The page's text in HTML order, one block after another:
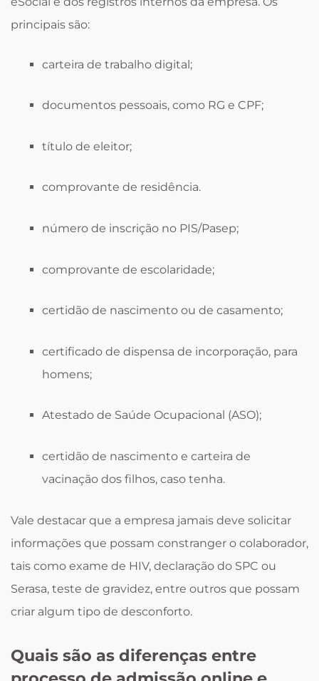
principais são:
carteira de trabalho digital;
documentos pessoais, como RG e CPF;
título de eleitor;
comprovante de residência.
número de inscrição no PIS/Pasep;
comprovante de escolaridade;
certidão de nascimento ou de casamento;
certificado de dispensa de incorporação, para
homens;
Atestado de Saúde Ocupacional (ASO);
certidão de nascimento e carteira de
vacinação dos filhos, caso tenha.
Vale destacar que a empresa jamais deve solicitar
informações que possam constranger o colaborador,
tais como exame de HIV, declaração do SPC ou
Serasa, teste de gravidez, entre outros que possam
criar algum tipo de desconforto.
Quais são as diferenças entre